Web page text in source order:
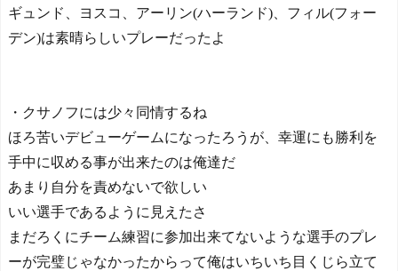
ギュンド、ヨスコ、アーリン(ハーランド)、フィル(フォー
デン)は素晴らしいプレーだったよ
・クサノフには少々同情するね
ほろ苦いデビューゲームになったろうが、幸運にも勝利を
手中に収める事が出来たのは俺達だ
あまり自分を責めないで欲しい
いい選手であるように見えたさ
まだろくにチーム練習に参加出来てないような選手のプレ
ーが完璧じゃなかったからって俺はいちいち目くじら立て